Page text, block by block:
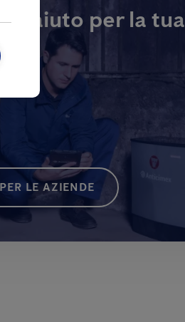
di aiuto per la tua
LE AZIENDE